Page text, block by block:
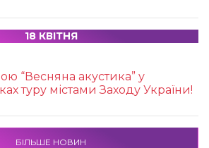
18 КВІТНЯ
“Весняна акустика” у
туру містами Заходу України!
БІЛЬШЕ НОВИН